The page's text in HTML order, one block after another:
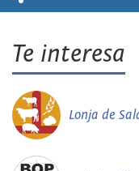
Te interesa
Lonja de